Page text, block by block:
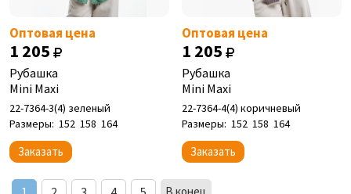
Оптовая цена
1 205
Рубашка
Mini Maxi
22-7364-3(4) зеленый
Размеры: 152 158 164
Заказать
Оптовая цена
1 205
Рубашка
Mini Maxi
22-7364-4(4) коричневый
Размеры: 152 158 164
Заказать